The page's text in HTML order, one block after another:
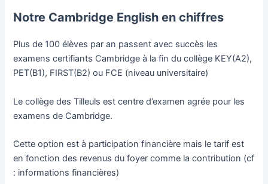
Notre Cambridge English en chiffres
Plus de 100 élèves par an passent avec succès les
examens certifiants Cambridge à la fin du collège KEY(A2),
PET(B1), FIRST(B2) ou FCE (niveau universitaire)
Le collège des Tilleuls est centre d’examen agrée pour les
examens de Cambridge.
Cette option est à participation financière mais le tarif est
en fonction des revenus du foyer comme la contribution (cf
: informations financières)